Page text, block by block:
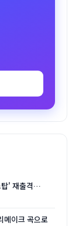
' 재출격…
메이크 곡으로